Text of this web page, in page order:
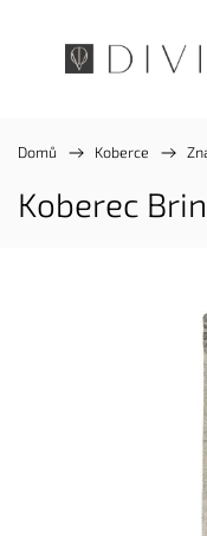
Domů / Koberce /
Koberec